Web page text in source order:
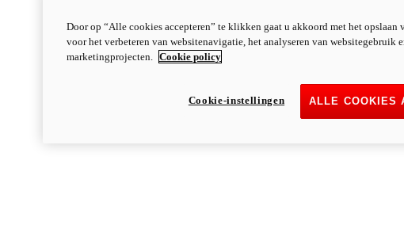
Door op “Alle cookies accepteren” te klikken gaat u akkoord met het opslaan
voor het verbeteren van websitenavigatie, het analyseren van websitegebruik
marketingprojecten. Cookie policy
ALLE COOKIES
Cookie-instellingen